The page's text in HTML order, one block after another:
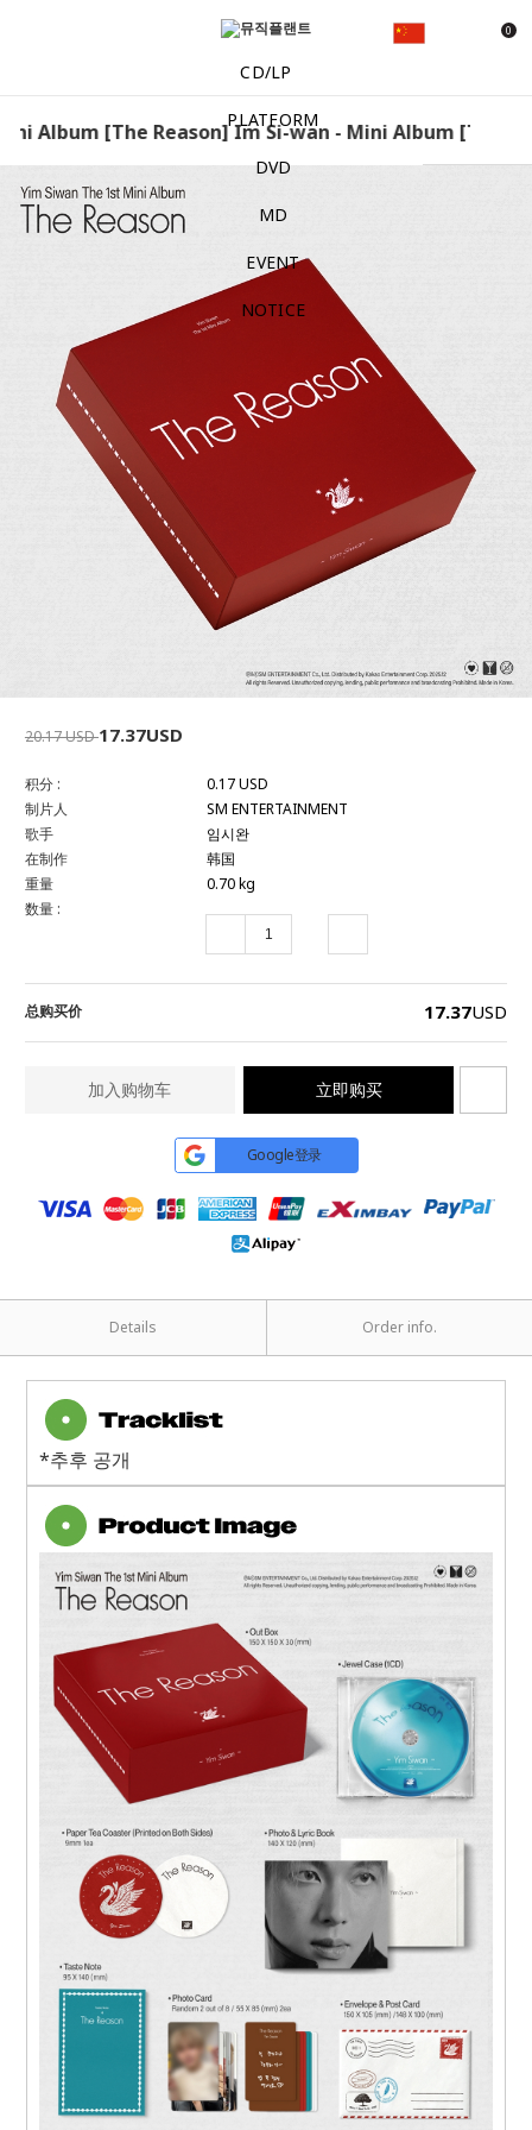
0
CD/LP
PLATFORM
DVD
MD
EVENT
NOTICE
Album [The Reason] Im Si-wan - Mini Album [The
20.17 USD17.37USD
积分 :
0.17 USD
制片人
SM ENTERTAINMENT
歌手
임시완
在制作
韩国
重量
0.70 kg
数量 :
总购买价 17.37USD
加入购物车 立即购买
Google登录
Details Order info.
*추후 공개